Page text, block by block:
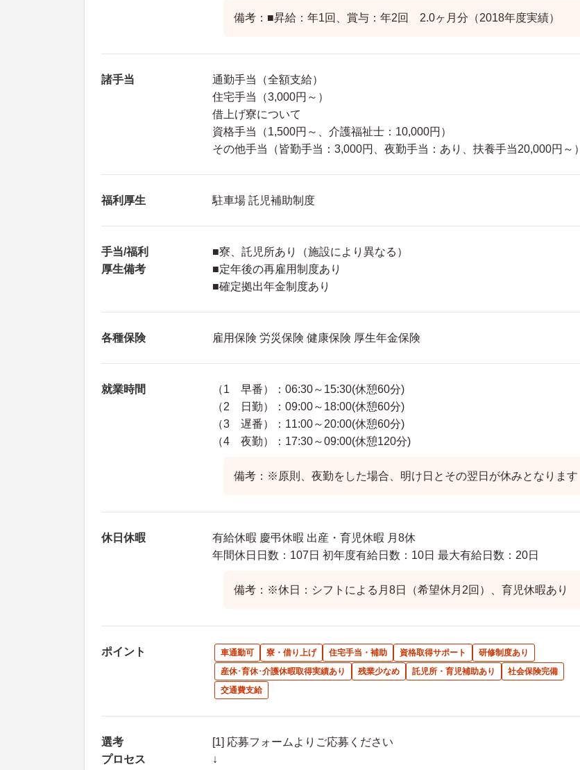
備考：■昇給：年1回、賞与：年2回 2.0ヶ月分（2018年度実績）
諸手当
通勤手当（全額支給）
住宅手当（3,000円～）
借上げ寮について
資格手当（1,500円～、介護福祉士：10,000円）
その他手当（皆勤手当：3,000円、夜勤手当：あり、扶養手当20,000円～）
福利厚生 駐車場 託児補助制度
手当/福利
厚生備考
■寮、託児所あり（施設により異なる）
■定年後の再雇用制度あり
■確定拠出年金制度あり
各種保険 雇用保険 労災保険 健康保険 厚生年金保険
就業時間
（1 早番）：06:30～15:30(休憩60分)
（2 日勤）：09:00～18:00(休憩60分)
（3 遅番）：11:00～20:00(休憩60分)
（4 夜勤）：17:30～09:00(休憩120分)
備考：※原則、夜勤をした場合、明け日とその翌日が休みとなります
休日休暇
有給休暇 慶弔休暇 出産・育児休暇 月8休
年間休日日数：107日 初年度有給日数：10日 最大有給日数：20日
備考：※休日：シフトによる月8日（希望休月2回）、育児休暇あり
ポイント 車通勤可 寮・借り上げ 住宅手当・補助 資格取得サポート
研修制度あり
産休･育休･介護休暇取得実績あり
残業少なめ 託児所・育児補助あり
社会保険完備
交通費支給
選考
プロセス
[1] 応募フォームよりご応募ください
↓